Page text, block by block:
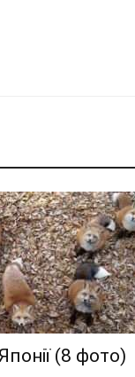
(8 фото)